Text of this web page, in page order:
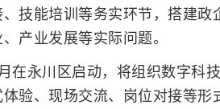
技能培训等务实环节，搭建
产业发展等实际问题。
在永川区启动，将组织数字科
验、现场交流、岗位对接等形